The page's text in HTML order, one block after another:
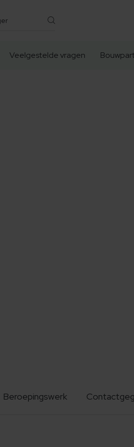
Veelgestelde vragen
Beroepingswerk